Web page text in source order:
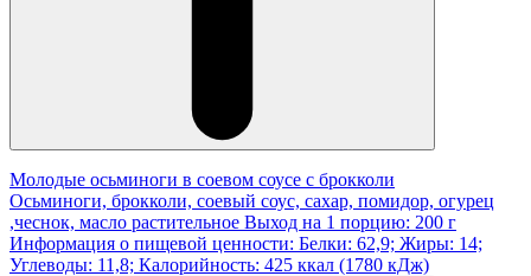
Молодые осьминоги в соевом соусе с брокколи
Осьминоги, брокколи, соевый соус, сахар, помидор, огурец
,чеснок, масло растительное Выход на 1 порцию: 200 г
Информация о пищевой ценности: Белки: 62,9; Жиры: 14;
Углеводы: 11,8; Калорийность: 425 ккал (1780 кДж)